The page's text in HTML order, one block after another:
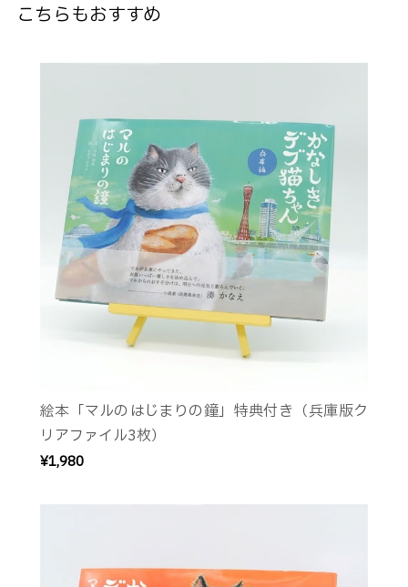
こちらもおすすめ
絵本「マルのはじまりの鐘」特典付き（兵庫版ク
リアファイル3枚）
¥1,980